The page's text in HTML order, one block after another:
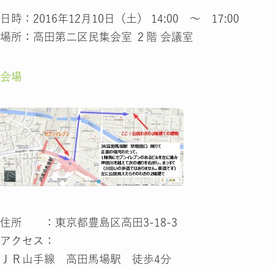
日時：2016年12月10日（土） 14:00 ～ 17:00
場所：高田第二区民集会室 ２階 会議室
会場
住所 ：東京都豊島区高田3-18-3
アクセス：
ＪＲ山手線 高田馬場駅 徒歩4分